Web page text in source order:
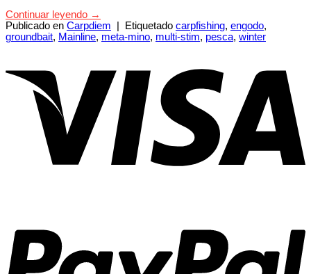
Continuar leyendo →
Publicado en Carpdiem Etiquetado carpfishing, engodo,
groundbait, Mainline, meta-mino, multi-stim, pesca, winter